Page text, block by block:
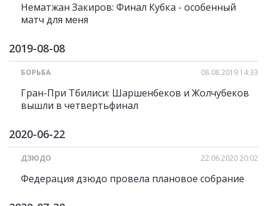
Нематжан Закиров: Финал Кубка - особенный
матч для меня
2019-08-08
БОРЬБА 08.08.2019 14:33
Гран-При Тбилиси: Шаршенбеков и Жолчубеков
вышли в четвертьфинал
2020-06-22
ДЗЮДО 22.06.2020 20:02
Федерация дзюдо провела плановое собрание